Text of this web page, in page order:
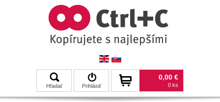
Hľadať Prihlásiť
0,00 €
0 ks